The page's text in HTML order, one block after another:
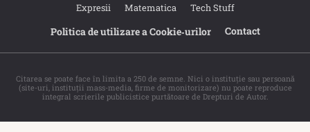
Expresii
Matematica Tech Stuff
Politica de utilizare a Cookie‐urilor Contact
Citarea se poate face în limita a 250 de semne. Nici o instituţie sau persoană
(site-uri, instituţii mass-media, firme de monitorizare) nu poate reproduce
integral scrierile publicistice purtătoare de Drepturi de Autor.